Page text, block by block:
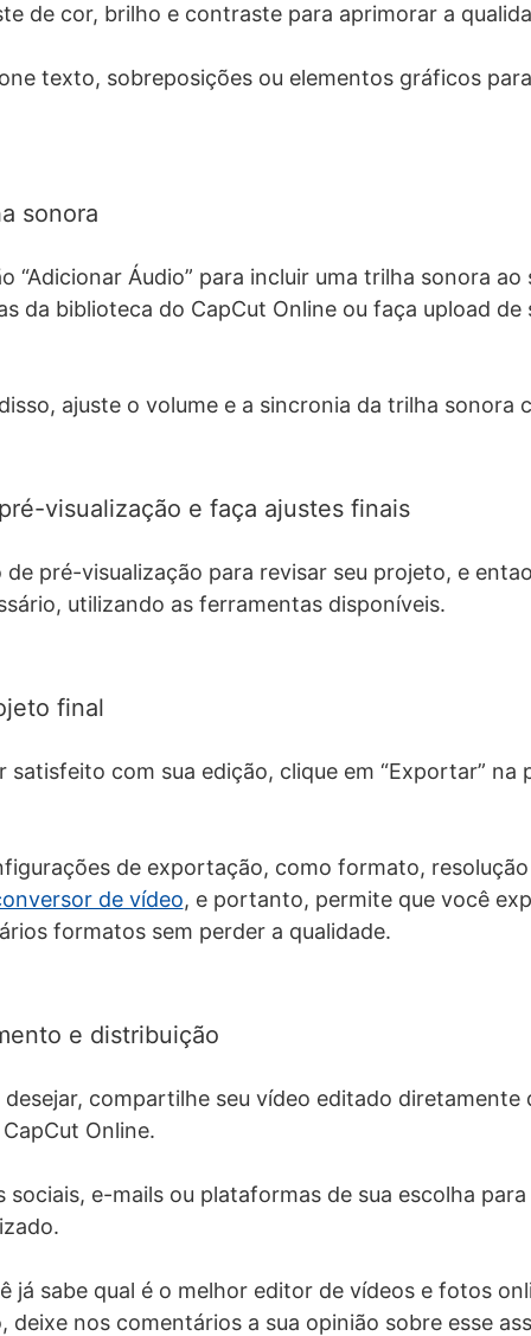
de cor, brilho e contraste para aprimorar a
texto, sobreposições ou elementos gráficos
sonora
“Adicionar Áudio” para incluir uma trilha sonora ao
da biblioteca do CapCut Online ou faça upload de
ajuste o volume e a sincronia da trilha sonora
visualização e faça ajustes finais
pré-visualização para revisar seu projeto, e
utilizando as ferramentas disponíveis.
final
satisfeito com sua edição, clique em “Exportar” na
de exportação, como formato, resolução
de vídeo, e portanto, permite que você
formatos sem perder a qualidade.
e distribuição
desejar, compartilhe seu vídeo editado diretamente
Online.
sociais, e-mails ou plataformas de sua escolha
já sabe qual é o melhor editor de vídeos e fotos
deixe nos comentários a sua opinião sobre esse